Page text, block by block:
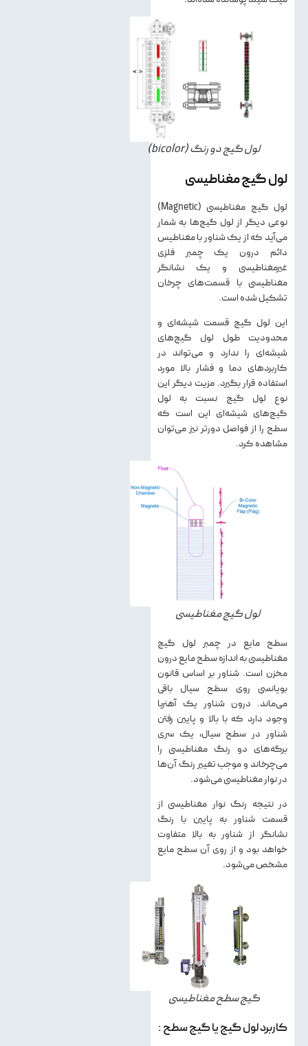
لول گیج دو رنگ (bicolor)
لول گیج مغناطیسی
لول گیج مغناطیسی (Magnetic)
نوعی دیگر از لول گیج‌ها به شمار
می‌آید که از یک شناور با مغناطیس
دائم درون یک چمبر فلزی
غیرمغناطیسی و یک نشانگر
مغناطیسی با قسمت‌های چرخان
تشکیل شده است.
این لول گیج قسمت شیشه‌ای و
محدودیت طول لول گیج‌های
شیشه‌ای را ندارد و می‌تواند در
کاربردهای دما و فشار بالا مورد
استفاده قرار بگیرد. مزیت دیگر این
نوع لول گیج نسبت به لول
گیج‌های شیشه‌ای این است که
سطح را از فواصل دورتر نیز می‌توان
مشاهده کرد.
لول گیج مغناطیسی
سطح مایع در چمبر لول گیج
مغناطیسی به اندازه سطح مایع درون
مخزن است. شناور بر اساس قانون
بویانسی روی سطح سیال باقی
می‌ماند. درون شناور یک آهنربا
وجود دارد که با بالا و پایین رفتن
شناور در سطح سیال، یک سری
برگه‌های دو رنگ مغناطیسی را
می‌چرخاند و موجب تغییر رنگ آن‌ها
در نوار مغناطیسی می‌شود.
در نتیجه رنگ نوار مغناطیسی از
قسمت شناور به پایین با رنگ
نشانگر از شناور به بالا متفاوت
خواهد بود و از روی آن سطح مایع
مشخص می‌شود.
گیج سطح مغناطیسی
کاربرد لول گیج یا گیج سطح :